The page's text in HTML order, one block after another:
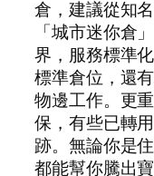
倉，建議從知
「城市迷你倉
界，服務標準
標準倉位，還
物邊工作。更
保，有些已轉
跡。無論你是
都能幫你騰出